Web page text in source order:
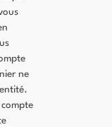
ne